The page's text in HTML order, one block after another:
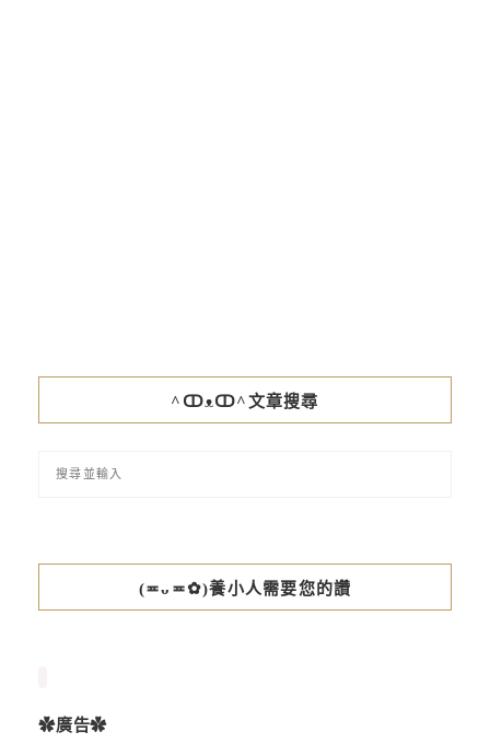
^ↀᴥↀ^文章搜尋
(≖ᴗ≖✿)養小人需要您的讚
✿廣告✿